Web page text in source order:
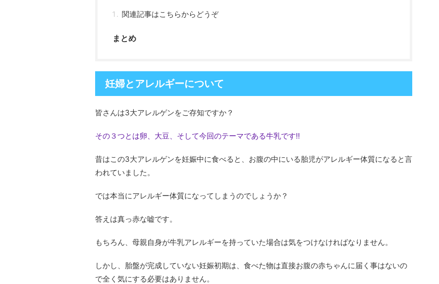
関連記事はこちらからどうぞ
まとめ
妊婦とアレルギーについて
皆さんは3大アレルゲンをご存知ですか？
その３つとは卵、大豆、そして今回のテーマである牛乳です‼︎
昔はこの3大アレルゲンを妊娠中に食べると、お腹の中にいる胎児がアレルギー体質になると言
われていました。
では本当にアレルギー体質になってしまうのでしょうか？
答えは真っ赤な嘘です。
もちろん、母親自身が牛乳アレルギーを持っていた場合は気をつけなければなりません。
しかし、胎盤が完成していない妊娠初期は、食べた物は直接お腹の赤ちゃんに届く事はないの
で全く気にする必要はありません。